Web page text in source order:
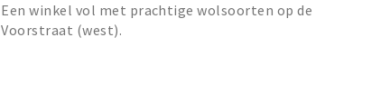
Een winkel vol met prachtige wolsoorten op de
Voorstraat (west).